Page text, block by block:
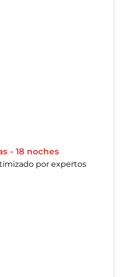
- 18 noches
por expertos